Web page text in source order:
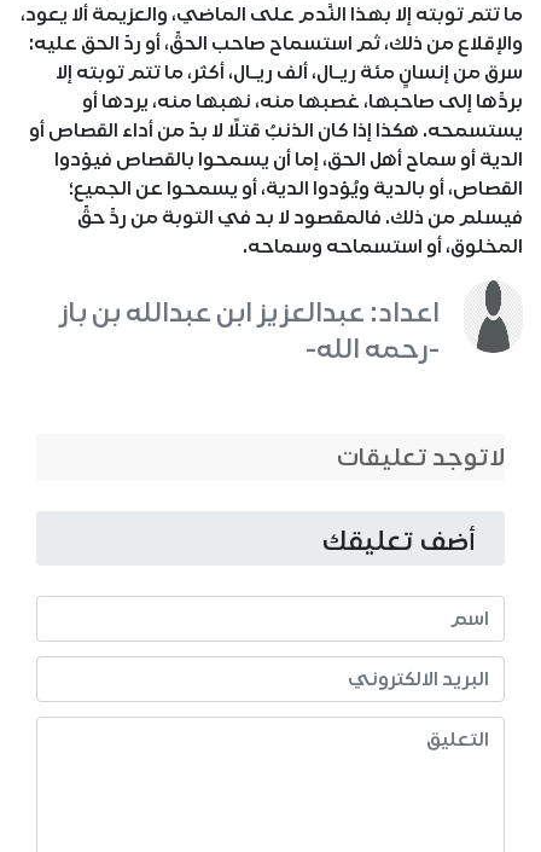
ما تتم توبته إلا بهذا النَّدم على الماضي، والعزيمة ألا يعود،
والإقلاع من ذلك، ثم استسماح صاحب الحقِّ، أو ردّ الحق عليه:
سرق من إنسانٍ مئة ريـال، ألف ريـال، أكثر، ما تتم توبته إلا
بردِّها إلى صاحبها، غصبها منه، نهبها منه، يردها أو
يستسمحه. هكذا إذا كان الذنبُ قتلًا لا بدّ من أداء القصاص أو
الدية أو سماح أهل الحق، إما أن يسمحوا بالقصاص فيؤدوا
القصاص، أو بالدية ويُؤدوا الدية، أو يسمحوا عن الجميع؛
فيسلم من ذلك. فالمقصود لا بد في التوبة من ردِّ حقِّ
المخلوق، أو استسماحه وسماحه.
اعداد: عبدالعزيز ابن عبدالله بن باز
-رحمه الله-
لاتوجد تعليقات
أضف تعليقك